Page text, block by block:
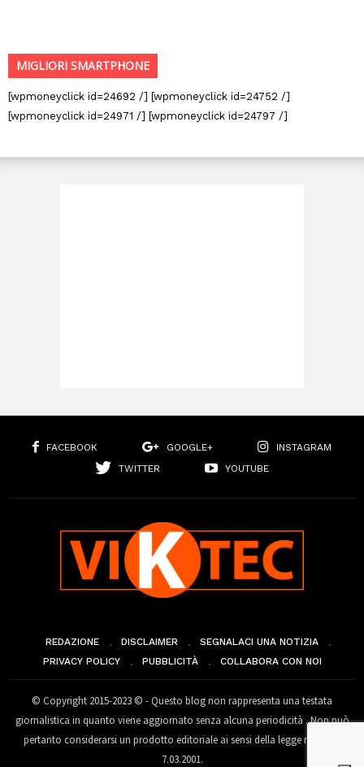
MIGLIORI SMARTPHONE
[wpmoneyclick id=24692 /] [wpmoneyclick id=24752 /]
[wpmoneyclick id=24971 /] [wpmoneyclick id=24797 /]
FACEBOOK GOOGLE+
INSTAGRAM
TWITTER
YOUTUBE
REDAZIONE DISCLAIMER
SEGNALACI UNA NOTIZIA
PRIVACY POLICY
PUBBLICITÀ COLLABORA CON NOI
© Copyright 2015-2023 © - Questo blog non rappresenta una testata
giornalistica in quanto viene aggiornato senza alcuna periodicità . Non può
pertanto considerarsi un prodotto editoriale ai sensi della legge n° 62 del
7.03.2001.